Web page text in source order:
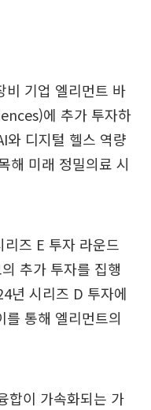
비 기업 엘리먼트 바
에 추가 투자하
와 디지털 헬스 역량
해 미래 정밀의료 시
즈 E 투자 라운드
추가 투자를 집행
년 시리즈 D 투자에
통해 엘리먼트의
합이 가속화되는 가